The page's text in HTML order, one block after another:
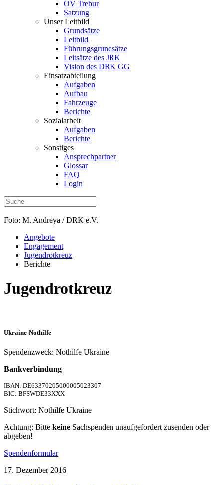
OV Trebur
Satzung
Unser Leitbild
Grundsätze
Leitbild
Führungsgrundsätze
Leitsätze des JRK
Vision des DRK GG
Einsatzabteilung
Aufgaben
Aufbau
Fahrzeuge
Berichte
Sozialarbeit
Aufgaben
Berichte
Sonstiges
Ansprechpartner
Glossar
FAQ
Login
Foto: M. Andreya / DRK e.V.
Angebote
Engagement
Jugendrotkreuz
Berichte
Jugendrotkreuz
Ukraine-Nothilfe
Spendenzweck: Nothilfe Ukraine
Bankverbindung
IBAN: DE63370205000005023307
BIC: BFSWDE33XXX
Stichwort: Nothilfe Ukraine
Achtung: Bitte keine Sachspenden unaufgefordert zusenden oder
abgeben!
Spendenformular
17. Dezember 2016